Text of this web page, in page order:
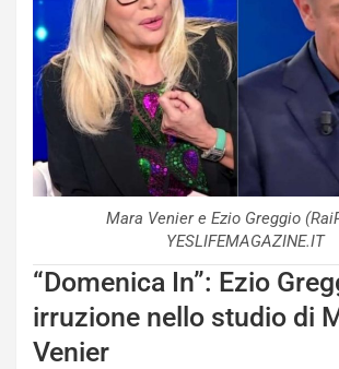
Mara Venier e Ezio Greggio
YESLIFEMAGAZINE.IT
“Domenica In”: Ezio
irruzione nello studio di
Venier